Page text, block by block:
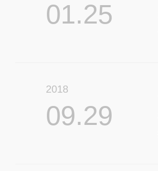
01.25
2018
09.29